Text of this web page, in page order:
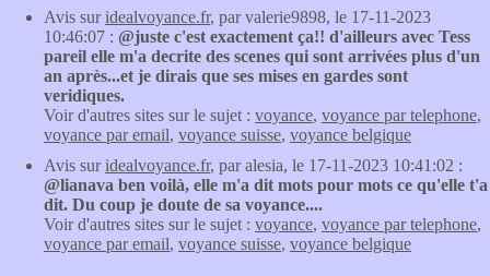
Avis suridealvoyance.fr, par valerie9898, le 17-11-2023
10:46:07 : @juste c'est exactement ça!! d'ailleurs avec Tess
pareil elle m'a decrite des scenes qui sont arrivées plus d'un
an après...et je dirais que ses mises en gardes sont
veridiques.
Voir d'autres sites sur le sujet : voyance, voyance par telephone,
voyance par email, voyance suisse, voyance belgique
Avis suridealvoyance.fr, par alesia, le 17-11-2023 10:41:02 :
@lianava ben voilà, elle m'a dit mots pour mots ce qu'elle t'a
dit. Du coup je doute de sa voyance....
Voir d'autres sites sur le sujet : voyance, voyance par telephone,
voyance par email, voyance suisse, voyance belgique